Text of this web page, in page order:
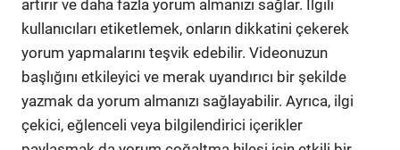
artırır ve daha fazla yorum almanızı sağlar. İlgili
kullanıcıları etiketlemek, onların dikkatini çekerek
yorum yapmalarını teşvik edebilir. Videonuzun
başlığını etkileyici ve merak uyandırıcı bir şekilde
yazmak da yorum almanızı sağlayabilir. Ayrıca, ilgi
çekici, eğlenceli veya bilgilendirici içerikler